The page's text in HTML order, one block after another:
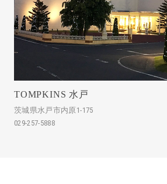
TOMPKINS 水戸
茨城県水戸市内原1-175
029-257-5888